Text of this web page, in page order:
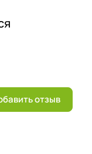
отзыв